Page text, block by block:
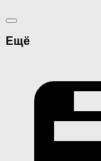
Ещё